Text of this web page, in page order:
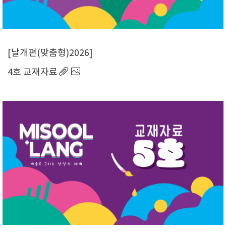
날개편(맞춤형)2026
4호 교재자료